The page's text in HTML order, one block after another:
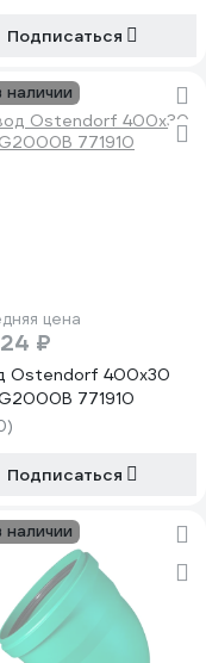
Подписаться
наличии
цена
₽
Ostendorf 400x30
771910
Подписаться
наличии